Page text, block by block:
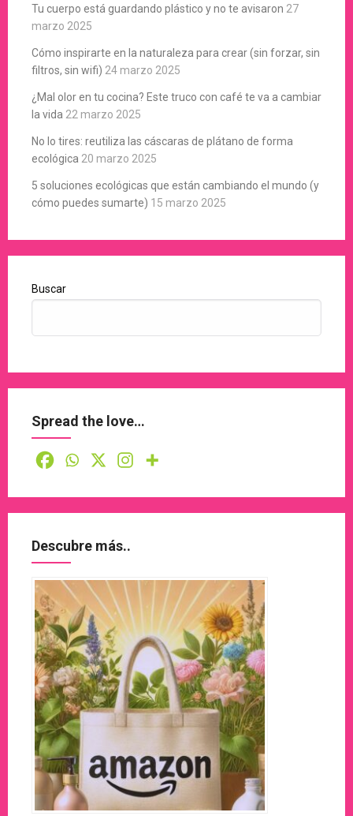
Tu cuerpo está guardando plástico y no te avisaron 27
marzo 2025
Cómo inspirarte en la naturaleza para crear (sin forzar, sin
filtros, sin wifi) 24 marzo 2025
¿Mal olor en tu cocina? Este truco con café te va a cambiar
la vida 22 marzo 2025
No lo tires: reutiliza las cáscaras de plátano de forma
ecológica 20 marzo 2025
5 soluciones ecológicas que están cambiando el mundo (y
cómo puedes sumarte) 15 marzo 2025
Buscar
Spread the love…
Descubre más..